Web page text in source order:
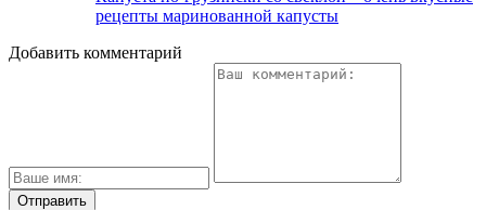
рецепты маринованной капусты
Добавить комментарий